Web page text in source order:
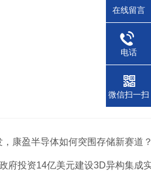
，康盈半导体如何突围存储新赛道
府投资14亿美元建设3D异构集成
在线留言
电话
微信扫一扫